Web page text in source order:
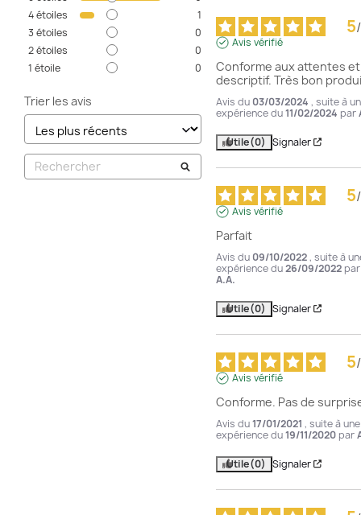
4étoiles
1
3 étoiles
0
2étoiles
0
1 étoile 0
Trier les avis
5/
Avis vérifié
Conforme aux attentes
descriptif. Très bon
Avis du 03/03/2024 , suite à
expérience du11/02/2024 par
Utile(0) Signaler
5/
Avis vérifié
Parfait
Avis du 09/10/2022, suite à
expérience du26/09/2022 par
A.A.
Utile(0) Signaler
5/
Avis vérifié
Conforme. Pas de
Avis du17/01/2021 , suite à une
expérience du19/11/2020 par
Utile(0) Signaler